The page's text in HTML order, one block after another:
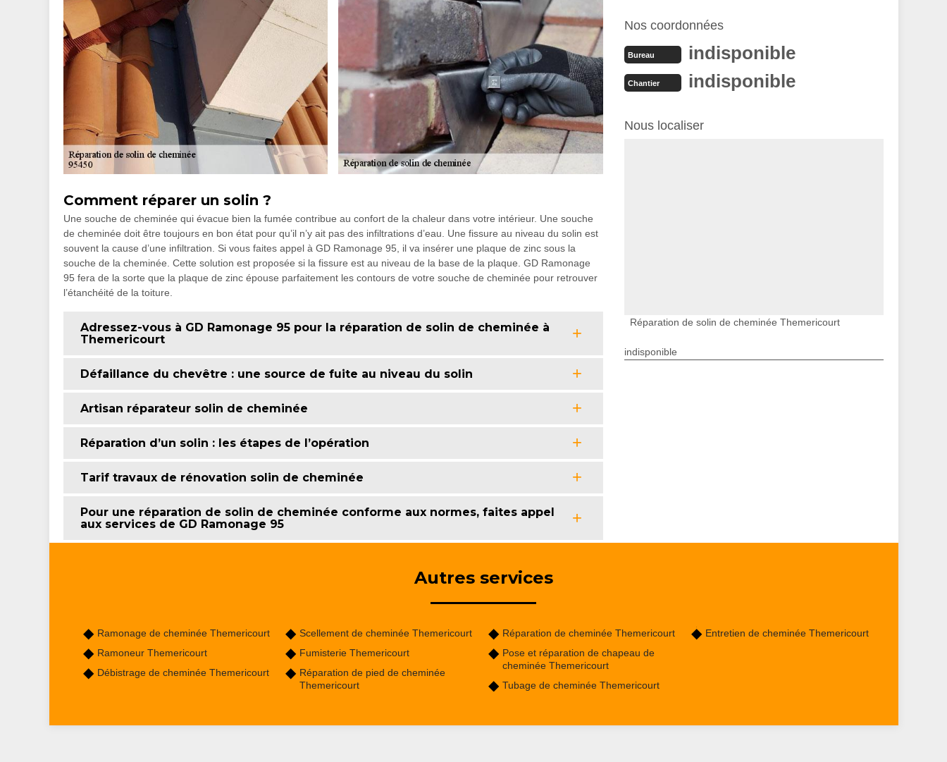
Comment réparer un solin ?
Une souche de cheminée qui évacue bien la fumée contribue au confort de la chaleur dans votre intérieur. Une souche
de cheminée doit être toujours en bon état pour qu’il n’y ait pas des infiltrations d’eau. Une fissure au niveau du solin est
souvent la cause d’une infiltration. Si vous faites appel à GD Ramonage 95, il va insérer une plaque de zinc sous la
souche de la cheminée. Cette solution est proposée si la fissure est au niveau de la base de la plaque. GD Ramonage
95 fera de la sorte que la plaque de zinc épouse parfaitement les contours de votre souche de cheminée pour retrouver
l’étanchéité de la toiture.
Adressez-vous à GD Ramonage 95 pour la réparation de solin de cheminée à
Themericourt
Défaillance du chevêtre : une source de fuite au niveau du solin
Artisan réparateur solin de cheminée
Réparation d’un solin : les étapes de l’opération
Tarif travaux de rénovation solin de cheminée
Pour une réparation de solin de cheminée conforme aux normes, faites appel
aux services de GD Ramonage 95
Nos coordonnées
Bureau indisponible
Chantier indisponible
Nous localiser
Réparation de solin de cheminée Themericourt
indisponible
Autres services
Ramonage de cheminée Themericourt
Ramoneur Themericourt
Débistrage de cheminée Themericourt
Scellement de cheminée Themericourt
Fumisterie Themericourt
Réparation de pied de cheminée
Themericourt
Réparation de cheminée Themericourt
Pose et réparation de chapeau de
cheminée Themericourt
Tubage de cheminée Themericourt
Entretien de cheminée Themericourt